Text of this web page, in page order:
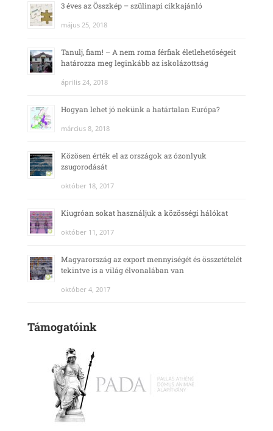
3 éves az Összkép – szülinapi cikkajánló
május 25, 2018
Tanulj, fiam! – A nem roma férfiak életlehetőségeit
határozza meg leginkább az iskolázottság
április 24, 2018
Hogyan lehet jó nekünk a határtalan Európa?
március 8, 2018
Közösen érték el az országok az ózonlyuk
zsugorodását
október 18, 2017
Kiugróan sokat használjuk a közösségi hálókat
október 11, 2017
Magyarország az export mennyiségét és összetételét
tekintve is a világ élvonalában van
október 4, 2017
Támogatóink